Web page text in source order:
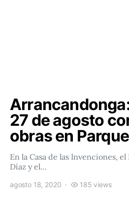
27 de agosto
obras en
En la Casa de las Invenciones,
Díaz y el…
agosto 18, 2020 185 views